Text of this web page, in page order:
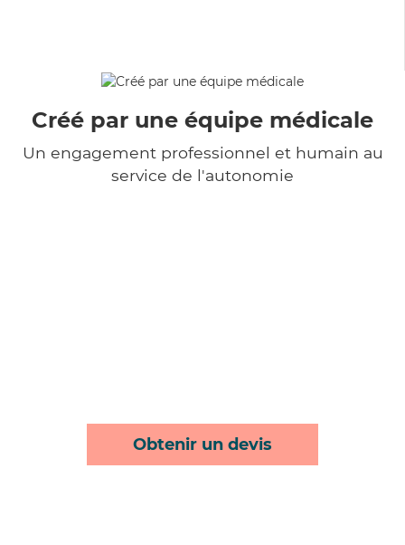
Créé par une équipe médicale
Un engagement professionnel et humain au
service de l'autonomie
Obtenir un devis